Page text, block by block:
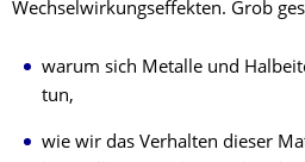
Wechselwirkungseffekten. Grob
warum sich Metalle und
tun,
wie wir das Verhalten dieser